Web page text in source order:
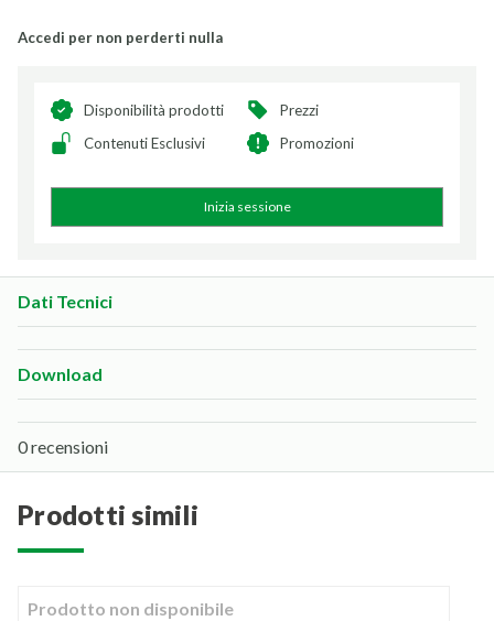
Accedi per non perderti nulla
Disponibilità prodotti
Prezzi
Contenuti Esclusivi
Promozioni
Inizia sessione
Dati Tecnici
Download
0 recensioni
prodotti simili
Prodotto non disponibile